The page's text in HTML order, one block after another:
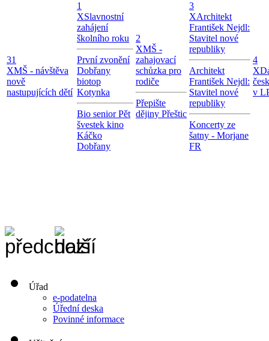
31
XMŠ - návštěva
nově
nastupujících dětí
1
XSlavnostní
zahájení
školního roku
První zvonění
Dobřany
biotop
Kotynka
Bio senior Pět
švestek kino
Káčko
Dobřany
2
XMŠ -
zahajovací
schůzka pro
rodiče
Přepište
dějiny Přeštic
3
XArchitekt
František Nejdl:
Stavitel nové
republiky
Architekt
František Nejdl:
Stavitel nové
republiky
Koncerty ze
šatny - Morjane
FR
4
X
v
Úřad
e-podatelna
Úřední deska
Povinné informace